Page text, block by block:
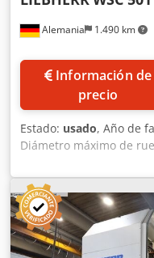
Alemania 1.490 km
Información de
precio
Estado: usado, Año de
Diámetro máximo de
mm Módulo máx.: 10
máquina aprox.: 8,5 t
carreras/minuto
por mortajado usada
Nº de máquina: 4407/
Módulo máximo de